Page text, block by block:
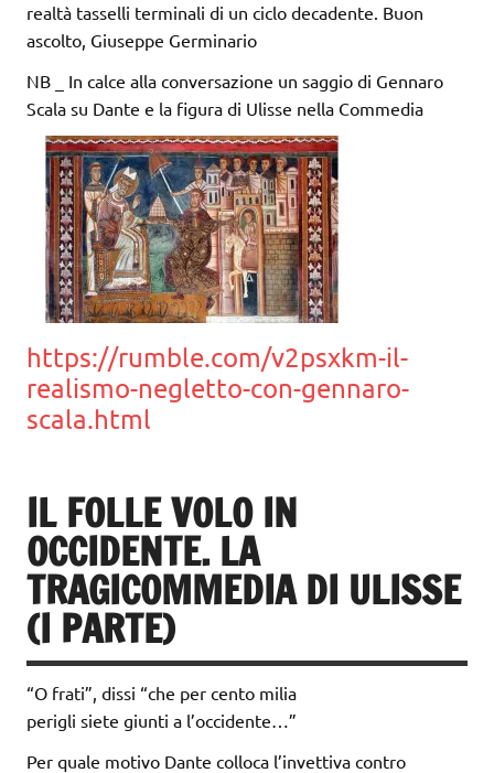
realtà tasselli terminali di un ciclo decadente. Buon
ascolto, Giuseppe Germinario
NB _ In calce alla conversazione un saggio di Gennaro
Scala su Dante e la figura di Ulisse nella Commedia
https://rumble.com/v2psxkm-il-
realismo-negletto-con-gennaro-
scala.html
IL FOLLE VOLO IN
OCCIDENTE. LA
TRAGICOMMEDIA DI ULISSE
(I PARTE)
“O frati”, dissi “che per cento milia
perigli siete giunti a l’occidente…”
Per quale motivo Dante colloca l’invettiva contro